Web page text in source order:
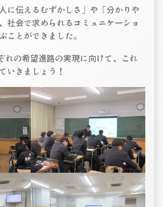
に伝えるむずかしさ」や「分かりや
社会で求められるコミュニケーショ
ことができました。
れの希望進路の実現に向けて、これ
いきましょう！